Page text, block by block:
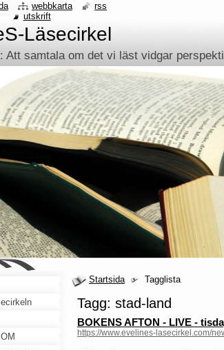
Läsecirkel
Att samtala om det vi läst vidgar
Startsida Tagglista
Tagg: stad-land
BOKENS AFTON - LIVE -
https://www.evelines-lasecirkel.com/
webbkarta
rss
utskrift